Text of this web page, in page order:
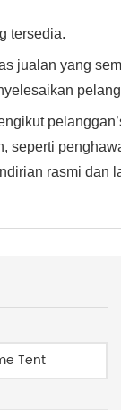
tersedia.
jualan yang
pelanggan’
seperti
rasmi dan